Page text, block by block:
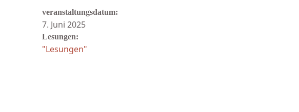
veranstaltungsdatum:
7. Juni 2025
Lesungen:
"Lesungen"